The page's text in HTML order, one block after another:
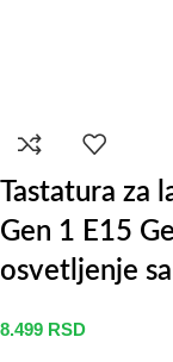
Tastatura
Gen 1 E15
osvetljenje
8.499 RSD